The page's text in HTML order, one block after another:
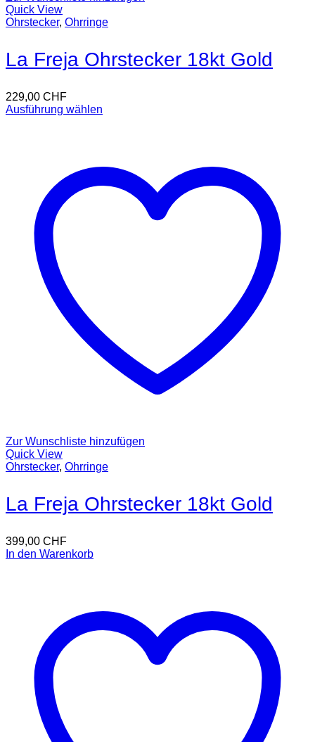
Quick View
Ohrstecker, Ohrringe
La Freja Ohrstecker 18kt Gold
229,00 CHF
Ausführung wählen
Zur Wunschliste hinzufügen
Quick View
Ohrstecker, Ohrringe
La Freja Ohrstecker 18kt Gold
399,00 CHF
In den Warenkorb